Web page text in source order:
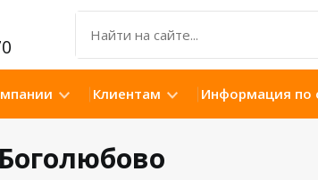
Клиентам Информация по